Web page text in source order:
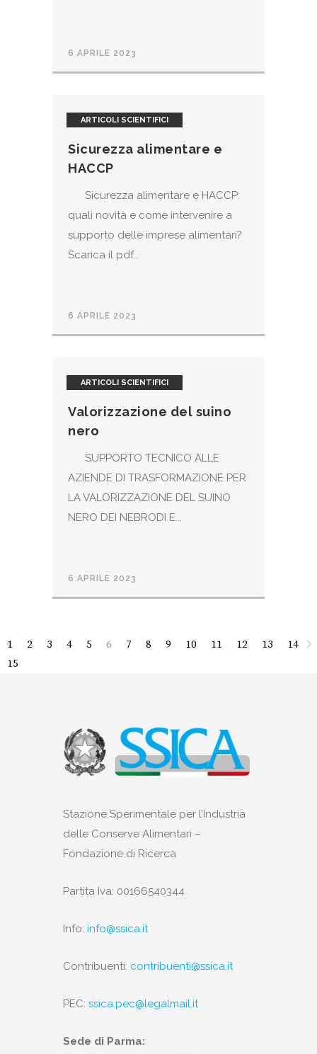
6 APRILE 2023
ARTICOLI SCIENTIFICI
Sicurezza alimentare e
HACCP
Sicurezza alimentare e HACCP:
quali novità e come intervenire a
supporto delle imprese alimentari?
Scarica il pdf...
6 APRILE 2023
ARTICOLI SCIENTIFICI
Valorizzazione del suino
nero
SUPPORTO TECNICO ALLE
AZIENDE DI TRASFORMAZIONE PER
LA VALORIZZAZIONE DEL SUINO
NERO DEI NEBRODI E...
6 APRILE 2023
1 2 3 4 5 6 7 8 9 10 11 12 13
14
15
Stazione Sperimentale per l’Industria
delle Conserve Alimentari –
Fondazione di Ricerca
Partita Iva: 00166540344
Info: info@ssica.it
Contribuenti: contribuenti@ssica.it
PEC: ssica.pec@legalmail.it
Sede di Parma: